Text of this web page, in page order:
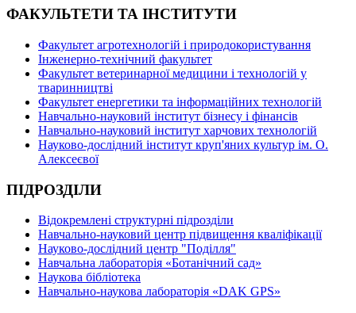
ФАКУЛЬТЕТИ ТА ІНСТИТУТИ
Факультет агротехнологій і природокористування
Інженерно-технічний факультет
Факультет ветеринарної медицини і технологій у
тваринництві
Факультет енергетики та інформаційних технологій
Навчально-науковий інститут бізнесу і фінансів
Навчально-науковий інститут харчових технологій
Науково-дослідний інститут круп'яних культур ім. О.
Алексеєвої
ПІДРОЗДІЛИ
Відокремлені структурні підрозділи
Навчально-науковий центр підвищення кваліфікації
Науково-дослідний центр "Поділля"
Навчальна лабораторія «Ботанічний сад»
Наукова бібліотека
Навчально-наукова лабораторія «DAK GPS»